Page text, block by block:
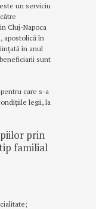
un serviciu
Cluj-Napoca
apostolică în
în anul
sunt
care s-a
legii, la
prin
familial